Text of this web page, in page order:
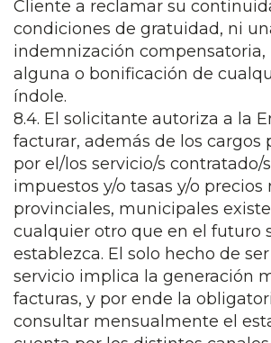
Cliente a reclamar su
condiciones de gratuidad, ni
indemnización compensatoria,
alguna o bonificación de
índole.
8.4. El solicitante autoriza a la
facturar, además de los cargos
por el/los servicio/s contratado/
impuestos y/o tasas y/o precios
provinciales, municipales
cualquier otro que en el futuro
establezca. El solo hecho de
servicio implica la generación
facturas, y por ende la
consultar mensualmente el